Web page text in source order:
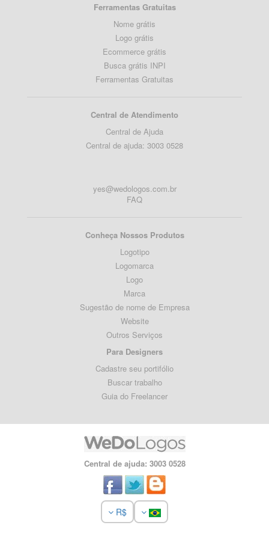
Ferramentas Gratuitas
Nome grátis
Logo grátis
Ecommerce grátis
Busca grátis INPI
Ferramentas Gratuitas
Central de Atendimento
Central de Ajuda
Central de ajuda: 3003 0528
yes@wedologos.com.br
FAQ
Conheça Nossos Produtos
Logotipo
Logomarca
Logo
Marca
Sugestão de nome de Empresa
Website
Outros Serviços
Para Designers
Cadastre seu portifólio
Buscar trabalho
Guia do Freelancer
Central de ajuda: 3003 0528
R$